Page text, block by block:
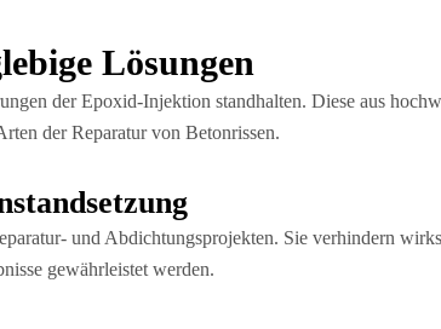
Lösungen
der Epoxid-Injektion standhalten. Diese aus
der Reparatur von Betonrissen.
und Abdichtungsprojekten. Sie verhindern
gewährleistet werden.